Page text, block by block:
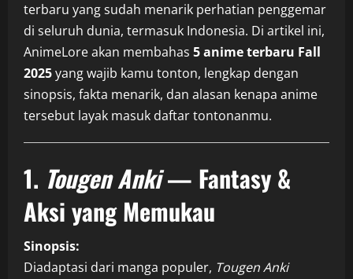
terbaru yang sudah menarik perhatian penggemar
di seluruh dunia, termasuk Indonesia. Di artikel ini,
AnimeLore akan membahas 5 anime terbaru Fall
2025yang wajib kamu tonton, lengkap dengan
sinopsis, fakta menarik, dan alasan kenapa anime
tersebut layak masuk daftar tontonanmu.
1. Tougen Anki— Fantasy &
Aksi yang Memukau
Sinopsis:
Diadaptasi dari manga populer, Tougen Anki